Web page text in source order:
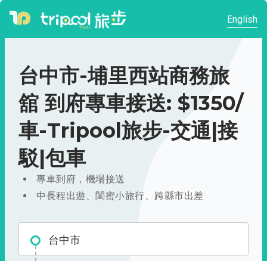
English
台中市-埔里西站商務旅
舘 到府專車接送: $1350/
車-Tripool旅步-交通|接
駁|包車
專車到府，機場接送
中長程出遊、閨蜜小旅行、跨縣市出差
台中市